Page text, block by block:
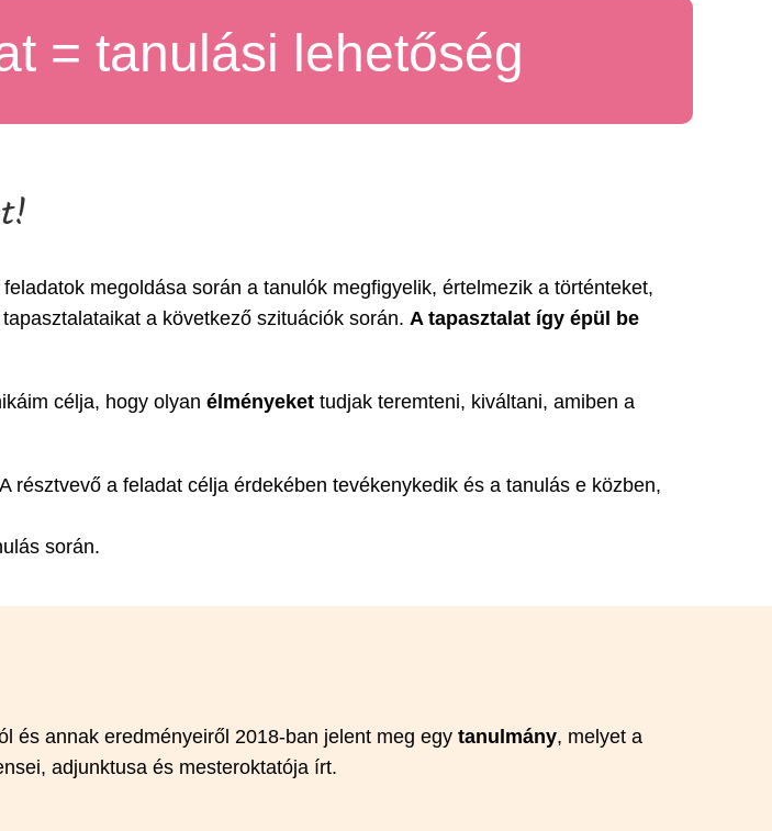
= tanulási lehetőség
megoldása során a tanulók megfigyelik, értelmezik a történteket,
a következő szituációk során. A tapasztalat így épül be
célja, hogy olyan élményekettudjak teremteni, kiváltani, amiben a
A résztvevő a feladat célja érdekében tevékenykedik és a tanulás e közben,
során.
és annak eredményeiről 2018-ban jelent meg egy tanulmány, melyet a
adjunktusa és mesteroktatója írt.